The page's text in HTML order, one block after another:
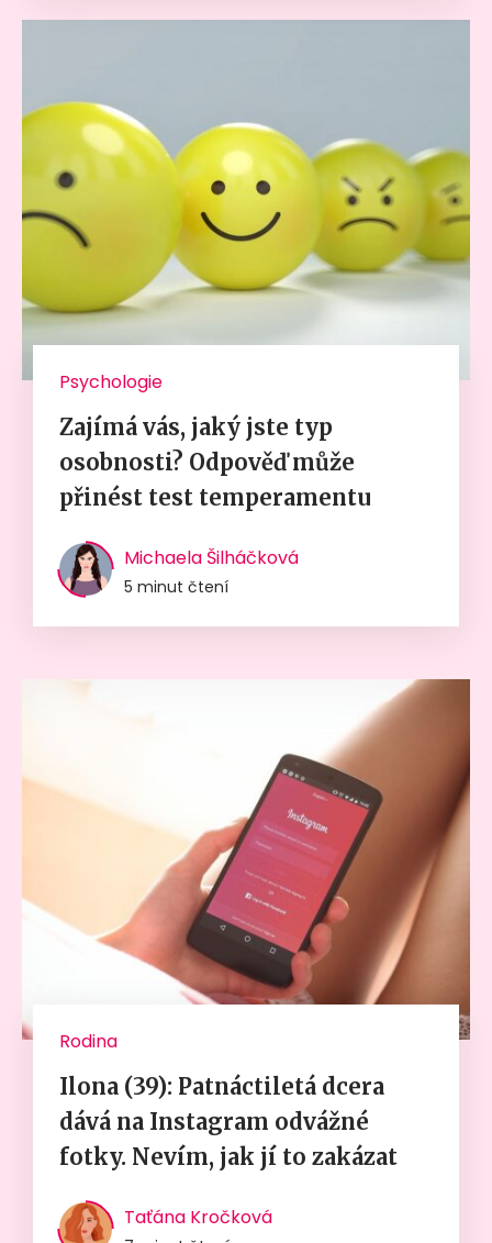
Psychologie
Zajímá vás, jaký jste typ
osobnosti? Odpověď může
přinést test temperamentu
Michaela Šilháčková
5 minut čtení
Rodina
Ilona (39): Patnáctiletá dcera
dává na Instagram odvážné
fotky. Nevím, jak jí to zakázat
Taťána Kročková